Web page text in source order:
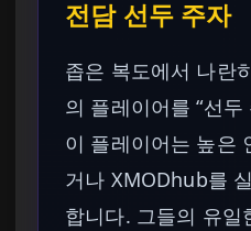
전담 선두 주자
좁은 복도에서 나란
의 플레이어를 “선
이 플레이어는 높은
거나 XMODhub를
합니다. 그들의 유